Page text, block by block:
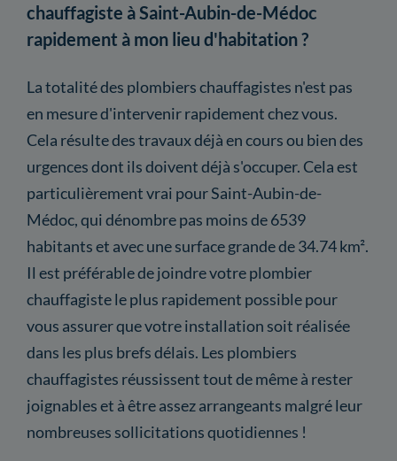
chauffagiste à Saint-Aubin-de-Médoc
rapidement à mon lieu d'habitation ?
La totalité des plombiers chauffagistes n'est pas
en mesure d'intervenir rapidement chez vous.
Cela résulte des travaux déjà en cours ou bien des
urgences dont ils doivent déjà s'occuper. Cela est
particulièrement vrai pour Saint-Aubin-de-
Médoc, qui dénombre pas moins de 6539
habitants et avec une surface grande de 34.74 km².
Il est préférable de joindre votre plombier
chauffagiste le plus rapidement possible pour
vous assurer que votre installation soit réalisée
dans les plus brefs délais. Les plombiers
chauffagistes réussissent tout de même à rester
joignables et à être assez arrangeants malgré leur
nombreuses sollicitations quotidiennes !